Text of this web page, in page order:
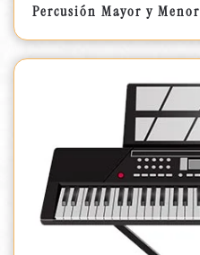
Percusión Mayor y Menor